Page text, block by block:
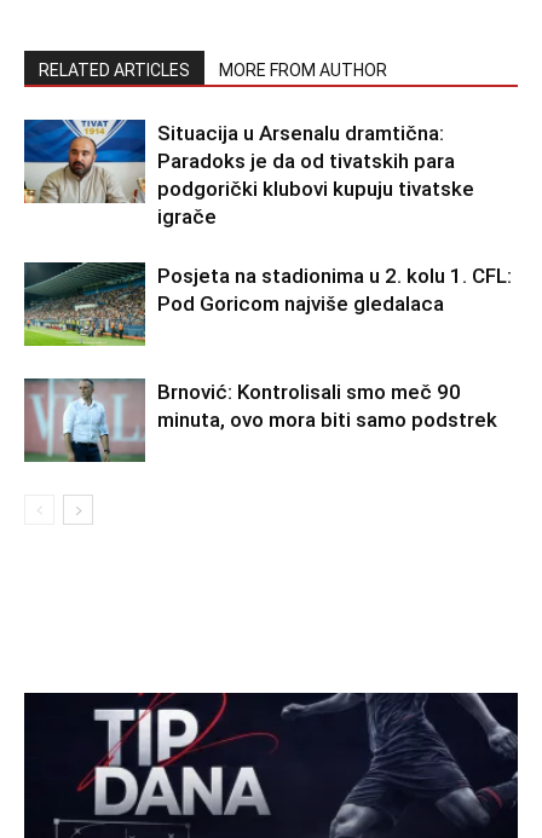
RELATED ARTICLES MORE FROM AUTHOR
Situacija u Arsenalu dramtična:
Paradoks je da od tivatskih para
podgorički klubovi kupuju tivatske
igrače
Posjeta na stadionima u 2. kolu 1. CFL:
Pod Goricom najviše gledalaca
Brnović: Kontrolisali smo meč 90
minuta, ovo mora biti samo podstrek